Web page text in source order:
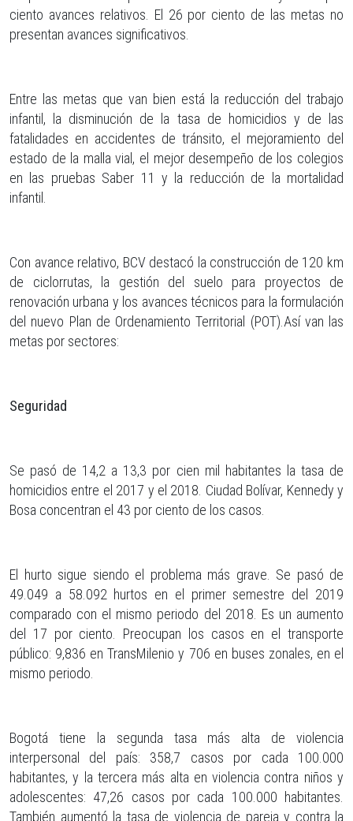
ciento avances relativos. El 26 por ciento de las metas no
presentan avances significativos.
Entre las metas que van bien está la reducción del trabajo
infantil, la disminución de la tasa de homicidios y de las
fatalidades en accidentes de tránsito, el mejoramiento del
estado de la malla vial, el mejor desempeño de los colegios
en las pruebas Saber 11 y la reducción de la mortalidad
infantil.
Con avance relativo, BCV destacó la construcción de 120 km
de ciclorrutas, la gestión del suelo para proyectos de
renovación urbana y los avances técnicos para la formulación
del nuevo Plan de Ordenamiento Territorial (POT).Así van las
metas por sectores:
Seguridad
Se pasó de 14,2 a 13,3 por cien mil habitantes la tasa de
homicidios entre el 2017 y el 2018. Ciudad Bolívar, Kennedy y
Bosa concentran el 43 por ciento de los casos.
El hurto sigue siendo el problema más grave. Se pasó de
49.049 a 58.092 hurtos en el primer semestre del 2019
comparado con el mismo periodo del 2018. Es un aumento
del 17 por ciento. Preocupan los casos en el transporte
público: 9,836 en TransMilenio y 706 en buses zonales, en el
mismo periodo.
Bogotá tiene la segunda tasa más alta de violencia
interpersonal del país: 358,7 casos por cada 100.000
habitantes, y la tercera más alta en violencia contra niños y
adolescentes: 47,26 casos por cada 100.000 habitantes.
También aumentó la tasa de violencia de pareja y contra la